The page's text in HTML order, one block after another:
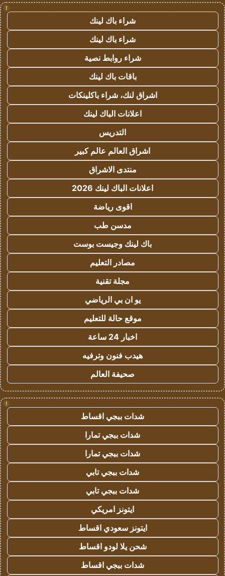
!
شراء باك لينك
شراء باك لينك
شراء روابط نصية
باقات باك لينك
اشراق لنك، شراء باكلينكات
اعلانات الباك لينك
التدريس
اشراق العالم عالم كبير
منتدى الاشراق
اعلانات الباك لينك 2026
اقوى رياضة
مدسن طب
باك لينك وجيست بوست
مصادر التعليم
مجلة تقنية
يو ان بي الرياضي
موقع حالة للتعليم
اخبار 24 ساعة
هيدب فنون وترفيه
صحيفة العالم
!
شدات ببجي اقساط
شدات ببجي تمارا
شدات ببجي تمارا
شدات ببجي تابي
شدات ببجي تابي
ايتونز امريكي
ايتونز سعودي اقساط
شحن يلا لودو اقساط
شدات ببجي اقساط